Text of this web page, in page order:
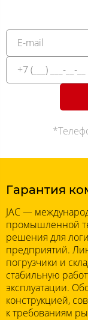
Гарантия
JAC —
промышленной
решения для
предприятий.
погрузчики и
стабильную
эксплуатации.
конструкцией,
к требованиям